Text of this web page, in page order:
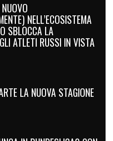
NELL’ECOSISTEMA
SBLOCCA LA
ATLETI RUSSI IN VISTA
LA NUOVA STAGIONE